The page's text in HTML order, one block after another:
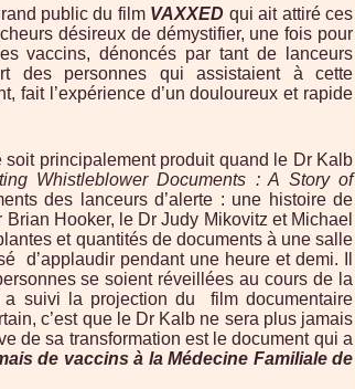
public du film VAXXED qui ait attiré ces
désireux de démystifier, une fois pour
vaccins, dénoncés par tant de lanceurs
des personnes qui assistaient à cette
fait l’expérience d’un douloureux et rapide
soit principalement produit quand le Dr Kalb
Whistleblower Documents : A Story of
des lanceurs d’alerte : une histoire de
Hooker, le Dr Judy Mikovitz et Michael
et quantités de documents à une salle
d’applaudir pendant une heure et demi. Il
se soient réveillées au cours de la
a suivi la projection du film documentaire
c’est que le Dr Kalb ne sera plus jamais
de sa transformation est le document qui a
de vaccins à la Médecine Familiale de